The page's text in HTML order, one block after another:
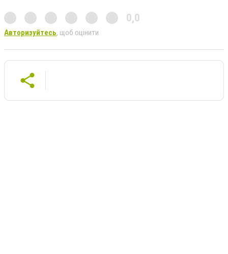
0,0
Авторизуйтесь, щоб оцінити